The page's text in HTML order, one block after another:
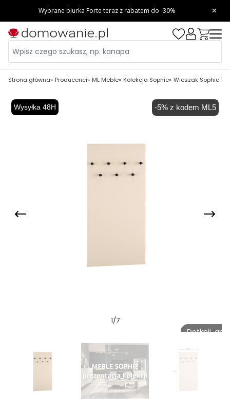
Strona główna Producenci ML Meble Kolekcja Sophie Wieszak Sophie 19
-5% z kodem ML5
Wysyłka 48H
Dotknij,
1/7